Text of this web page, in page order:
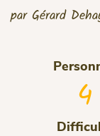
par Gérard
4